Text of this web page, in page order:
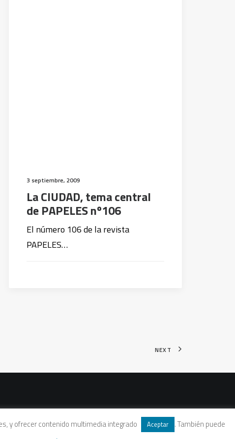
3 septiembre, 2009
La CIUDAD, tema central
de PAPELES nº106
El número 106 de la revista
PAPELES…
NEXT
y ofrecer contenido multimedia integrado Aceptar . También puede